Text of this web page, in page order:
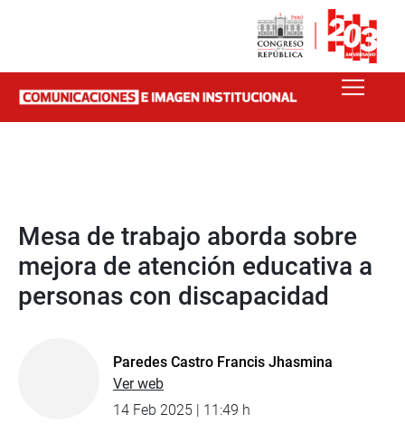
Mesa de trabajo aborda sobre
mejora de atención educativa a
personas con discapacidad
Paredes Castro Francis Jhasmina
Ver web
14 Feb 2025 | 11:49 h